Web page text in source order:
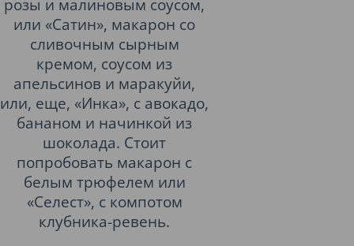
розы и малиновым соусом,
или «Сатин», макарон со
сливочным сырным
кремом, соусом из
апельсинов и маракуйи,
или, еще, «Инка», с авокадо,
бананом и начинкой из
шоколада. Стоит
попробовать макарон с
белым трюфелем или
«Селест», с компотом
клубника-ревень.